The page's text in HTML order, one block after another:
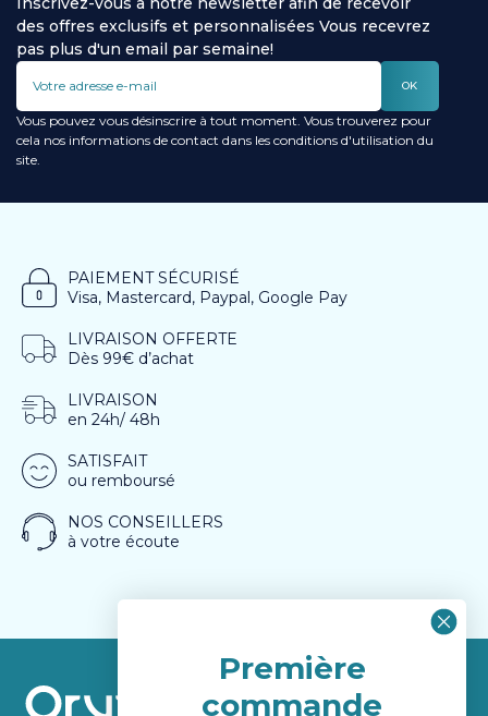
des offres exclusifs et personnalisées Vous recevrez
pas plus d'un email par semaine!
OK
Vous pouvez vous désinscrire à tout moment. Vous trouverez pour
cela nos informations de contact dans les conditions d'utilisation du
site.
PAIEMENT SÉCURISÉ
Visa, Mastercard, Paypal, Google Pay
LIVRAISON OFFERTE
Dès 99€ d’achat
LIVRAISON
en 24h/ 48h
SATISFAIT
ou remboursé
NOS CONSEILLERS
à votre écoute
Première
commande